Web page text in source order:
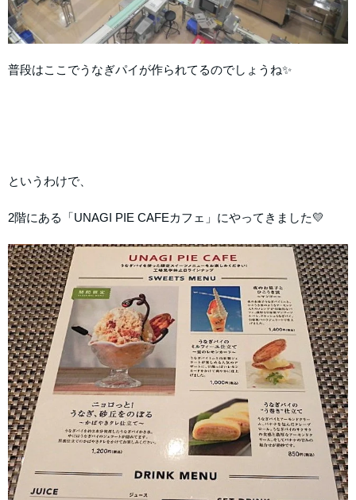
普段はここでうなぎパイが作られてるのでしょうね✨
というわけで、
2階にある「UNAGI PIE CAFEカフェ」にやってきました💛